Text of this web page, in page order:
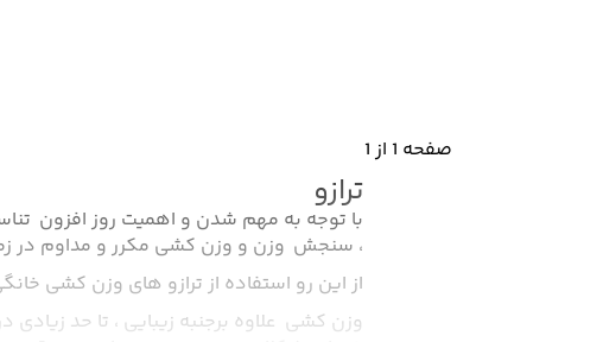
صفحه 1 از 1
ترازو
با توجه به مهم شدن و اهمیت روز افزون
، سنجش وزن و وزن کشی مکرر و مداوم در
از این رو استفاده از ترازو های وزن کشی
وزن کشی علاوه برجنبه زیبایی ، تا حد